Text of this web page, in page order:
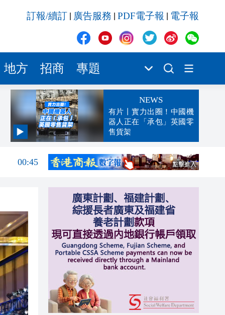
訂報/續訂 廣告服務 PDF電子報 電子報
地方 招商 專題
NEWS
有片丨實力出圈！中國機
器人正在「承包」英國零
售貨架
04:29
00:45
豹 23:58
23:45
23:38
23:29